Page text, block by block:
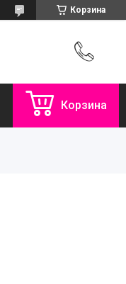
Корзина
Корзина